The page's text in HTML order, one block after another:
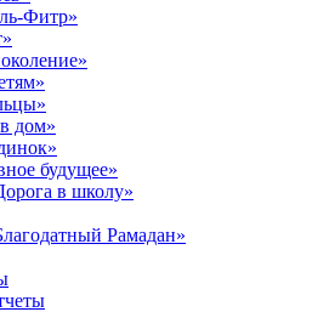
Фитр»
дом»
будущее»
в школу»
Рамадан»